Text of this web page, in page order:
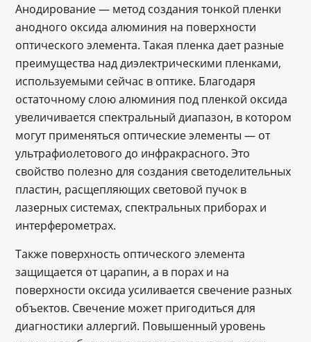
Анодирование — метод создания тонкой пленки
анодного оксида алюминия на поверхности
оптического элемента. Такая пленка дает разные
преимущества над диэлектрическими пленками,
используемыми сейчас в оптике. Благодаря
остаточному слою алюминия под пленкой оксида
увеличивается спектральный диапазон, в котором
могут применяться оптические элементы — от
ультрафиолетового до инфракрасного. Это
свойство полезно для создания светоделительных
пластин, расщепляющих световой пучок в
лазерных системах, спектральных приборах и
интерферометрах.
Также поверхность оптического элемента
защищается от царапин, а в порах и на
поверхности оксида усиливается свечение разных
объектов. Свечение может пригодиться для
диагностики аллергий. Повышенный уровень